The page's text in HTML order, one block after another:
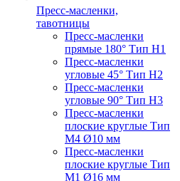
Пресс-масленки,
тавотницы
Пресс-масленки
прямые 180° Тип H1
Пресс-масленки
угловые 45° Тип H2
Пресс-масленки
угловые 90° Тип H3
Пресс-масленки
плоские круглые Тип
M4 Ø10 мм
Пресс-масленки
плоские круглые Тип
M1 Ø16 мм